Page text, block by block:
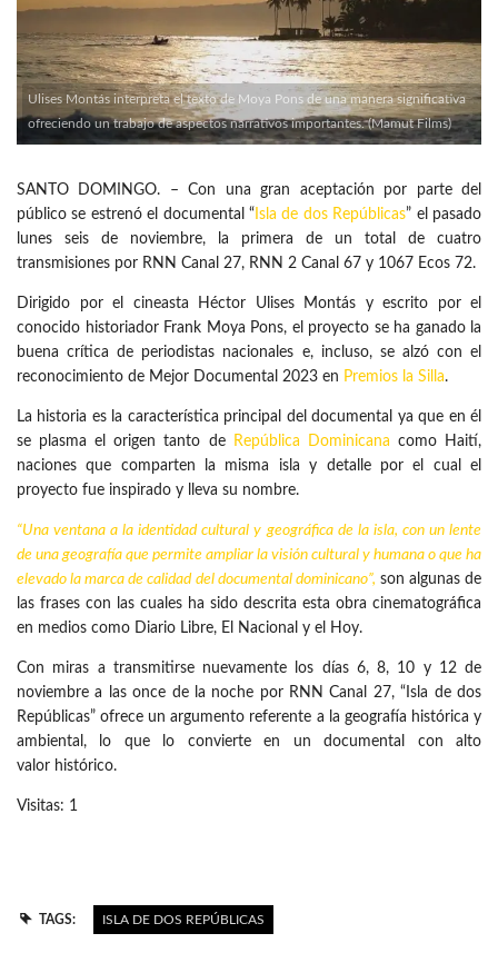
Ulises Montás interpreta el texto de Moya Pons de una manera significativa
ofreciendo un trabajo de aspectos narrativos importantes. (Mamut Films)
SANTO DOMINGO. – Con una gran aceptación por parte del
público se estrenó el documental “ Isla de dos Repúblicas” el pasado
lunes seis de noviembre, la primera de un total de cuatro
transmisiones por RNN Canal 27, RNN 2 Canal 67 y 1067 Ecos 72.
Dirigido por el cineasta Héctor Ulises Montás y escrito por el
conocido historiador Frank Moya Pons, el proyecto se ha ganado la
buena crítica de periodistas nacionales e, incluso, se alzó con el
reconocimiento de Mejor Documental 2023 en Premios la Silla.
La historia es la característica principal del documental ya que en él
se plasma el origen tanto de
República Dominicana como Haití,
naciones que comparten la misma isla y detalle por el cual el
proyecto fue inspirado y lleva su nombre.
“Una ventana a la identidad cultural y geográfica de la isla, con un lente
de una geografía que permite ampliar la visión cultural y humana o que ha
elevado la marca de calidad del documental dominicano”, son algunas de
las frases con las cuales ha sido descrita esta obra cinematográfica
en medios como Diario Libre, El Nacional y el Hoy.
Con miras a transmitirse nuevamente los días 6, 8, 10 y 12 de
noviembre a las once de la noche por RNN Canal 27, “Isla de dos
Repúblicas” ofrece un argumento referente a la geografía histórica y
ambiental, lo que lo convierte en un documental con alto
valor histórico.
Visitas: 1
TAGS: ISLA DE DOS REPÚBLICAS